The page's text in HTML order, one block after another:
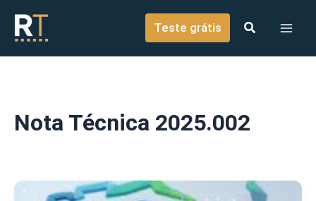
conteúdo
Teste grátis
Nota Técnica 2025.002